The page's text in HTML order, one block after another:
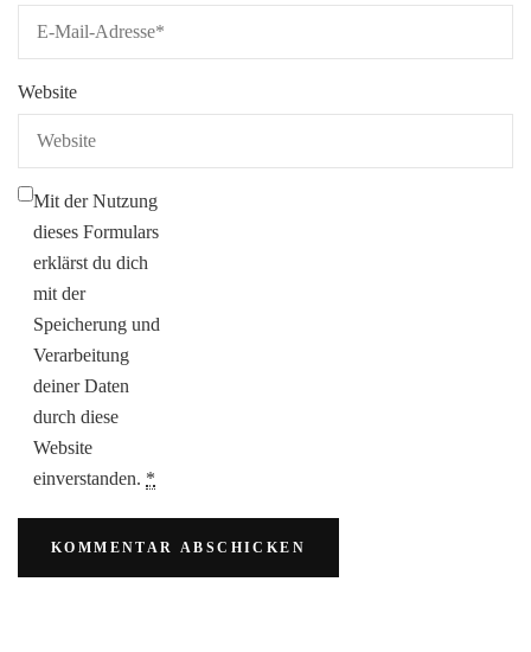
Website
Mit der Nutzung
dieses Formulars
erklärst du dich
mit der
Speicherung und
Verarbeitung
deiner Daten
durch diese
Website
einverstanden. *